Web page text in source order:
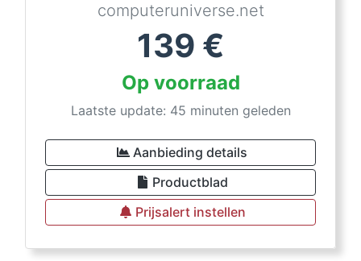
computeruniverse.net
139 €
Op voorraad
Laatste update: 45 minuten geleden
Aanbieding details
Productblad
Prijsalert instellen